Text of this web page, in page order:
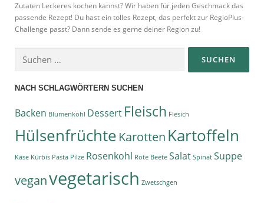
Zutaten Leckeres kochen kannst? Wir haben für jeden Geschmack das
passende Rezept! Du hast ein tolles Rezept, das perfekt zur RegioPlus-
Challenge passt? Dann sende es gerne deiner Region zu!
NACH SCHLAGWÖRTERN SUCHEN
Backen Blumenkohl Dessert Fleisch Flesich
Hülsenfrüchte Karotten Kartoffeln
Käse Kürbis Pasta Pilze Rosenkohl Rote Beete Salat Spinat Suppe
veganvegetarisch Zwetschgen